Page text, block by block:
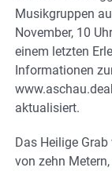
Musikgruppen
November, 10
einem letzten
Informationen
aktualisiert.
Das Heilige
von zehn